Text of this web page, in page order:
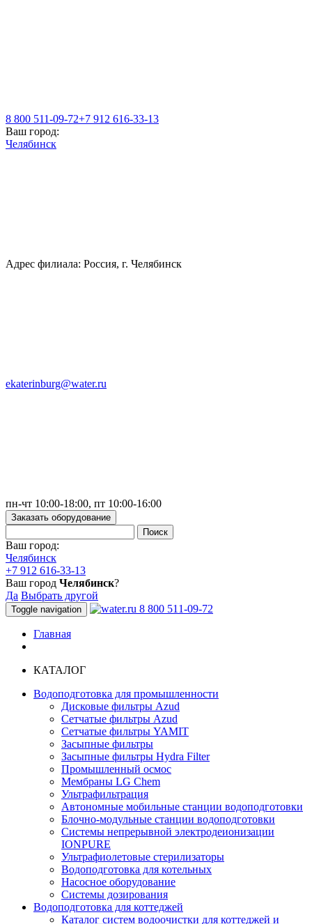
8 800 511-09-72+7 912 616-33-13
Ваш город:
Челябинск
Адрес филиала: Россия, г. Челябинск
ekaterinburg@water.ru
пн-чт 10:00-18:00, пт 10:00-16:00
Заказать оборудование
Ваш город:
Челябинск
+7 912 616-33-13
Ваш город Челябинск?
Да Выбрать другой
Toggle navigation 8 800 511-09-72
Главная
КАТАЛОГ
Водоподготовка для промышленности
Дисковые фильтры Azud
Сетчатые фильтры Azud
Сетчатые фильтры YAMIT
Засыпные фильтры
Засыпные фильтры Hydra Filter
Промышленный осмос
Мембраны LG Chem
Ультрафильтрация
Автономные мобильные станции водоподготовки
Блочно-модульные станции водоподготовки
Системы непрерывной электродеионизации
IONPURE
Ультрафиолетовые стерилизаторы
Водоподготовка для котельных
Насосное оборудование
Системы дозирования
Водоподготовка для коттеджей
Каталог систем водоочистки для коттеджей и